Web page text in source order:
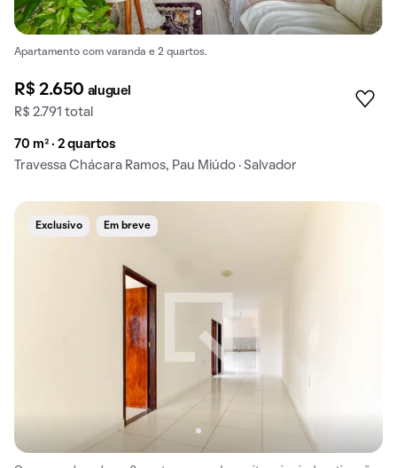
Apartamento com varanda e 2 quartos.
R$ 2.650 aluguel
R$ 2.791 total
70 m² · 2 quartos
Travessa Chácara Ramos, Pau Miúdo · Salvador
Exclusivo Em breve